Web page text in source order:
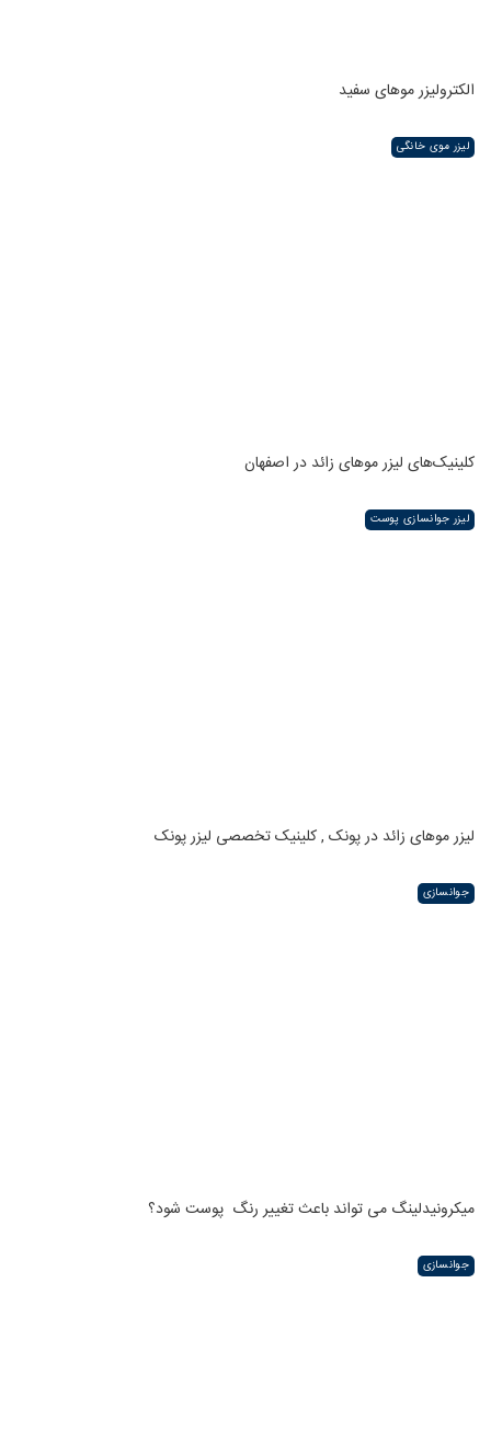
الکترولیزر موهای سفید
لیزر موی خانگی
کلینیک‌های لیزر موهای زائد در اصفهان
لیزر جوانسازی پوست
لیزر موهای زائد در پونک , کلینیک تخصصی لیزر پونک
جوانسازی
میکرونیدلینگ می تواند باعث تغییر رنگ ‍ پوست شود؟
جوانسازی